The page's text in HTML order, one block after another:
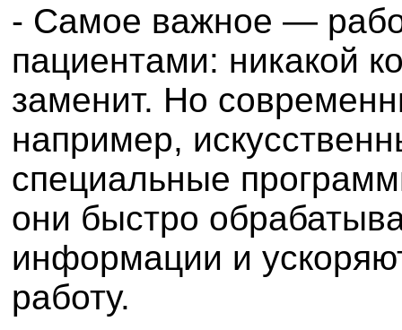
- Самое важное —
пациентами: никакой
заменит. Но
например,
специальные
они быстро
информации и
работу.